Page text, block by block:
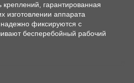
креплений, гарантированная
изготовлении аппарата
фиксируются с
бесперебойный рабочий